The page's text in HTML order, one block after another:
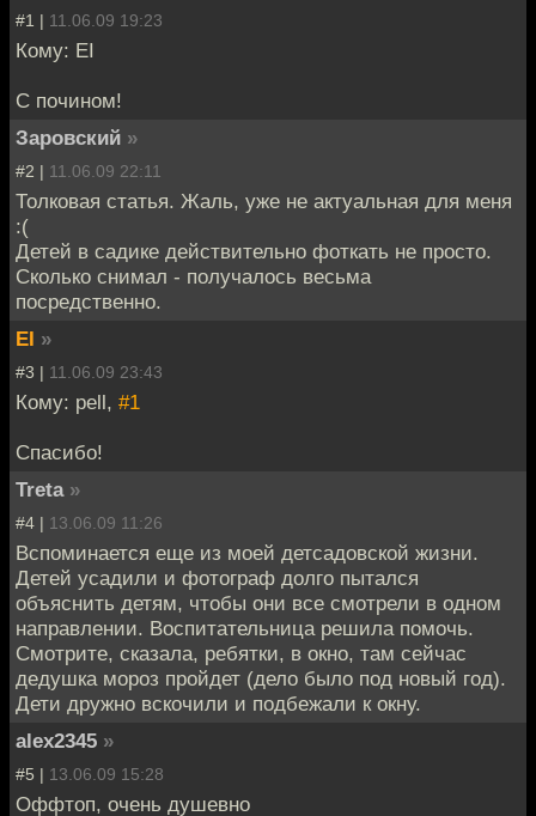
#1 | 11.06.09 19:23
Кому: EI
С почином!
Заровский »
#2 | 11.06.09 22:11
Толковая статья. Жаль, уже не актуальная для меня
:(
Детей в садике действительно фоткать не просто.
Сколько снимал - получалось весьма
посредственно.
EI »
#3 | 11.06.09 23:43
Кому: pell, #1
Спасибо!
Treta »
#4 | 13.06.09 11:26
Вспоминается еще из моей детсадовской жизни.
Детей усадили и фотограф долго пытался
объяснить детям, чтобы они все смотрели в одном
направлении. Воспитательница решила помочь.
Смотрите, сказала, ребятки, в окно, там сейчас
дедушка мороз пройдет (дело было под новый год).
Дети дружно вскочили и подбежали к окну.
alex2345 »
#5 | 13.06.09 15:28
Оффтоп, очень душевно